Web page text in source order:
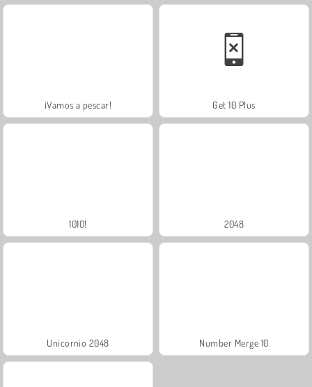
¡Vamos a pescar! Get 10 Plus
1010! 2048
Unicornio 2048 Number Merge 10